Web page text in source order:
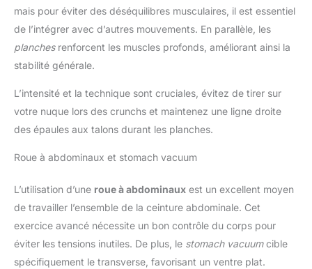
mais pour éviter des déséquilibres musculaires, il est essentiel
de l’intégrer avec d’autres mouvements. En parallèle, les
planchesrenforcent les muscles profonds, améliorant ainsi la
stabilité générale.
L’intensité et la technique sont cruciales, évitez de tirer sur
votre nuque lors des crunchs et maintenez une ligne droite
des épaules aux talons durant les planches.
Roue à abdominaux et stomach vacuum
L’utilisation d’une roue à abdominaux est un excellent moyen
de travailler l’ensemble de la ceinture abdominale. Cet
exercice avancé nécessite un bon contrôle du corps pour
éviter les tensions inutiles. De plus, le stomach vacuumcible
spécifiquement le transverse, favorisant un ventre plat.